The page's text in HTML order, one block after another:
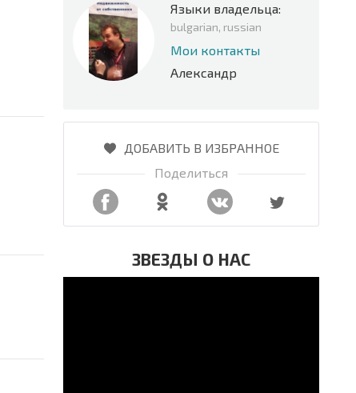
Языки владельца:
bulgarian, russian
Мои контакты
Александр
ДОБАВИТЬ В ИЗБРАННОЕ
Поделиться
ЗВЕЗДЫ О НАС